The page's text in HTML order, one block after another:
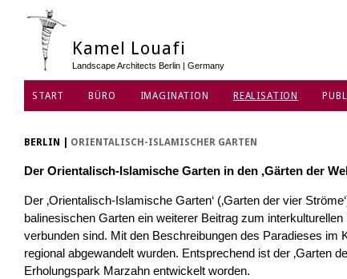
Kamel Louafi
Landscape Architects Berlin | Germany
START BÜRO IMAGINATION REALISATION
BERLIN ORIENTALISCH-ISLAMISCHER GARTEN
Der Orientalisch-Islamische Garten in den ‚Gärten der
Der ‚Orientalisch-Islamische Garten‘ (‚Garten der vier
balinesischen Garten ein weiterer Beitrag zum
verbunden sind. Mit den Beschreibungen des Paradieses
regional abgewandelt wurden. Entsprechend ist der ‚Garten
Erholungspark Marzahn entwickelt worden.